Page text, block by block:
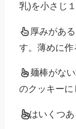
乳)を小さじ
厚みがあ
す。薄めに作
麺棒がな
のクッキーに
はいくつあ